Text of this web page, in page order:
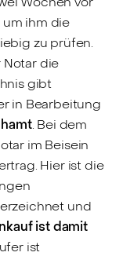
ihm die
zu prüfen.
Notar die
gibt
in Bearbeitung
. Bei dem
im Beisein
Hier ist die
und
ist damit
ist